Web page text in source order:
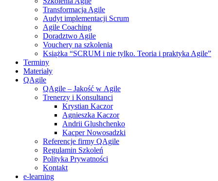
Transformacja Agile
Audyt implementacji Scrum
Agile Coaching
Doradztwo Agile
Vouchery na szkolenia
Książka “SCRUM i nie tylko. Teoria i praktyka Agile”
Terminy
Materiały
QAgile
QAgile – Jakość w Agile
Trenerzy i Konsultanci
Krystian Kaczor
Agnieszka Kaczor
Andrii Glushchenko
Kacper Nowosadzki
Referencje firmy QAgile
Regulamin Szkoleń
Polityka Prywatności
Kontakt
e‑learning